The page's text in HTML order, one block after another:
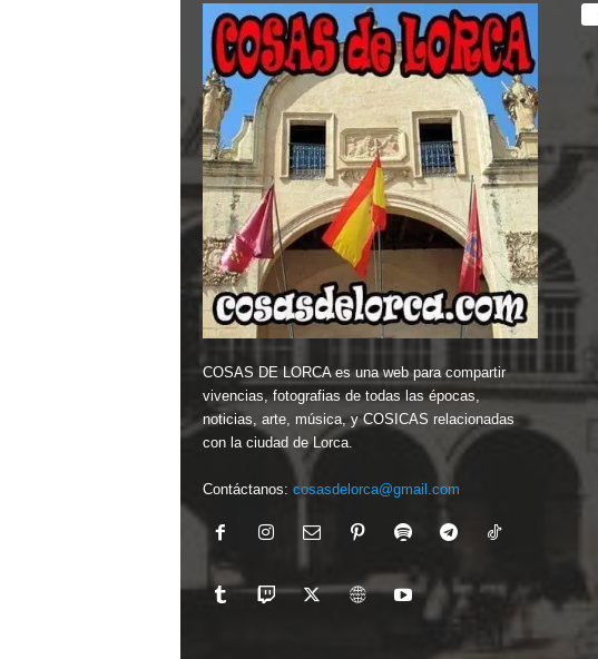
COSAS DE LORCA es una web para compartir
vivencias, fotografias de todas las épocas,
noticias, arte, música, y COSICAS relacionadas
con la ciudad de Lorca.
Contáctanos: cosasdelorca@gmail.com